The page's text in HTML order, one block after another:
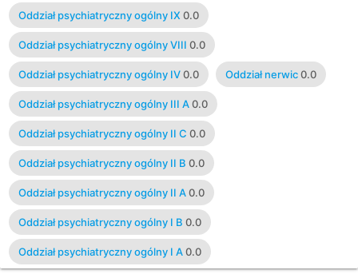
Oddział psychiatryczny ogólny IX 0.0
Oddział psychiatryczny ogólny VIII 0.0
Oddział psychiatryczny ogólny IV 0.0 Oddział nerwic 0.0
Oddział psychiatryczny ogólny III A 0.0
Oddział psychiatryczny ogólny II C 0.0
Oddział psychiatryczny ogólny II B 0.0
Oddział psychiatryczny ogólny II A 0.0
Oddział psychiatryczny ogólny I B 0.0
Oddział psychiatryczny ogólny I A 0.0